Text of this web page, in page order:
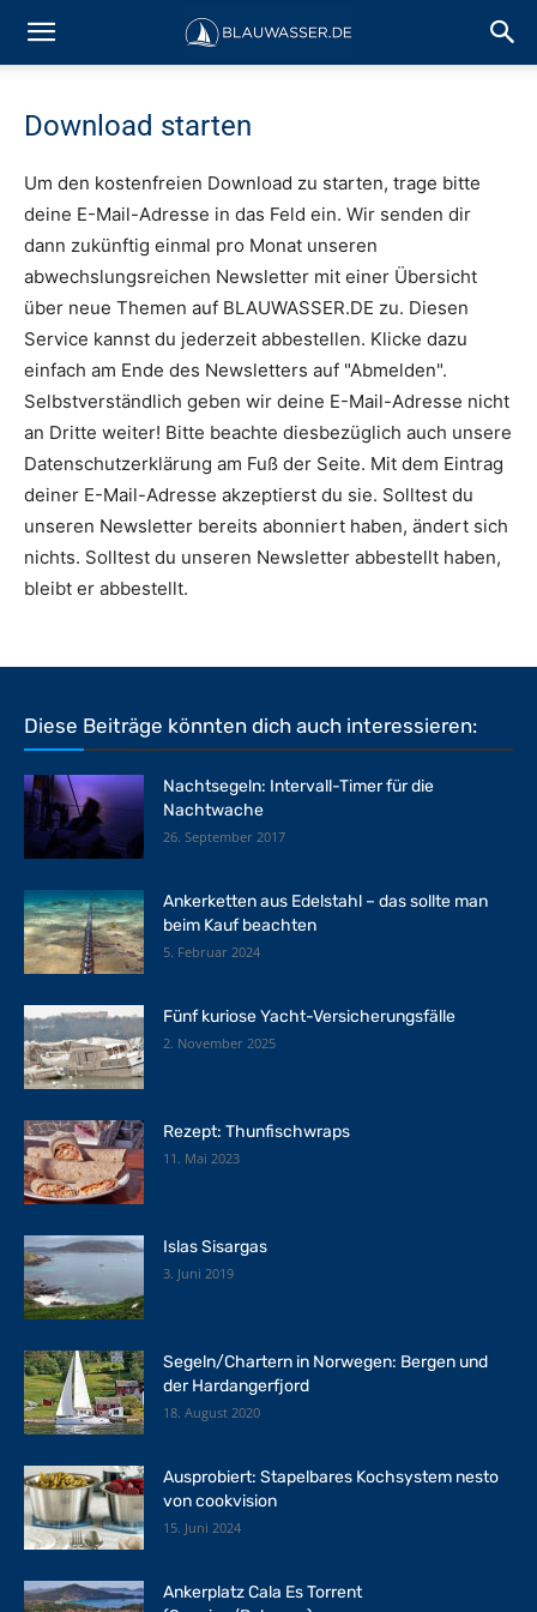
Download starten
Um den kostenfreien Download zu starten, trage bitte
deine E-Mail-Adresse in das Feld ein. Wir senden dir
dann zukünftig einmal pro Monat unseren
abwechslungsreichen Newsletter mit einer Übersicht
über neue Themen auf BLAUWASSER.DE zu. Diesen
Service kannst du jederzeit abbestellen. Klicke dazu
einfach am Ende des Newsletters auf "Abmelden".
Selbstverständlich geben wir deine E-Mail-Adresse nicht
an Dritte weiter! Bitte beachte diesbezüglich auch unsere
Datenschutzerklärung am Fuß der Seite. Mit dem Eintrag
deiner E-Mail-Adresse akzeptierst du sie. Solltest du
unseren Newsletter bereits abonniert haben, ändert sich
nichts. Solltest du unseren Newsletter abbestellt haben,
bleibt er abbestellt.
Diese Beiträge könnten dich auch interessieren:
Nachtsegeln: Intervall-Timer für die
Nachtwache
26. September 2017
Ankerketten aus Edelstahl – das sollte man
beim Kauf beachten
5. Februar 2024
Fünf kuriose Yacht-Versicherungsfälle
2. November 2025
Rezept: Thunfischwraps
11. Mai 2023
Islas Sisargas
3. Juni 2019
Segeln/Chartern in Norwegen: Bergen und
der Hardangerfjord
18. August 2020
Ausprobiert: Stapelbares Kochsystem nesto
von cookvision
15. Juni 2024
Ankerplatz Cala Es Torrent